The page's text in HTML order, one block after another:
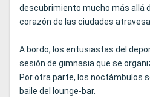
descubrimiento mucho más allá
corazón de las ciudades
A bordo, los entusiastas del
sesión de gimnasia que se
Por otra parte, los noctámbulos
baile del lounge-bar.